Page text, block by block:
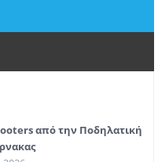
από την Ποδηλατική